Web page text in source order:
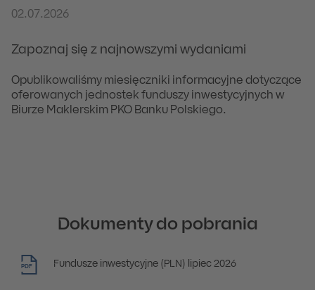
02.07.2026
Zapoznaj się z najnowszymi wydaniami
Opublikowaliśmy miesięczniki informacyjne dotyczące
oferowanych jednostek funduszy inwestycyjnych w
Biurze Maklerskim PKO Banku Polskiego.
Dokumenty do pobrania
PDF Fundusze inwestycyjne (PLN) lipiec 2026